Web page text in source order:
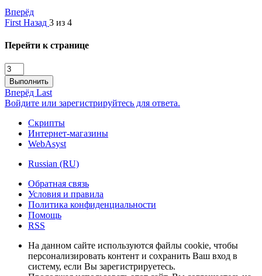
Вперёд
First Назад 3 из 4
Перейти к странице
Выполнить
Вперёд Last
Войдите или зарегистрируйтесь для ответа.
Скрипты
Интернет-магазины
WebAsyst
Russian (RU)
Обратная связь
Условия и правила
Политика конфиденциальности
Помощь
RSS
На данном сайте используются файлы cookie, чтобы
персонализировать контент и сохранить Ваш вход в
систему, если Вы зарегистрируетесь.